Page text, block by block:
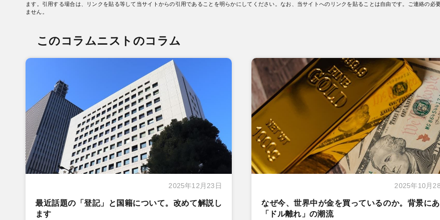
ます。引用する場合は、リンクを貼る等して当サイトからの引用であることを明らかにしてください。なお、当サイトへのリンクを貼ることは自由です。ご連絡の必
ません。
このコラムニストのコラム
2025年12月23日
最近話題の「登記」と国籍について。改めて解説し
ます
2025年10月
なぜ今、世界中が金を買っているのか。背景に
「ドル離れ」の潮流